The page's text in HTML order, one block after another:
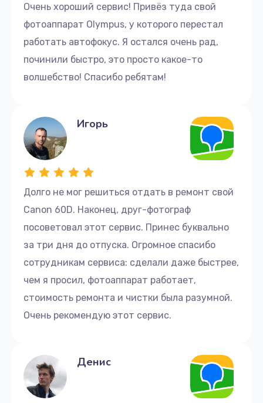
Очень хороший сервис! Привёз туда свой
фотоаппарат Olympus, у которого перестал
работать автофокус. Я остался очень рад,
починили быстро, это просто какое-то
волшебство! Спасибо ребятам!
Долго не мог решиться отдать в ремонт свой
Canon 60D. Наконец, друг-фотограф
посоветовал этот сервис. Принес буквально
за три дня до отпуска. Огромное спасибо
сотрудникам сервиса: сделали даже быстрее,
чем я просил, фотоаппарат работает,
стоимость ремонта и чистки была разумной.
Очень рекомендую этот сервис.
Игорь
Денис